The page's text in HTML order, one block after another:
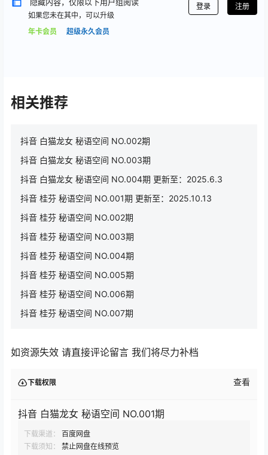
如果您未在其中，可以升级
年卡会员
超级永久会员
登录 注册
相关推荐
抖音 白猫龙女 秘语空间 NO.002期
抖音 白猫龙女 秘语空间 NO.003期
抖音 白猫龙女 秘语空间 NO.004期 更新至：2025.6.3
抖音 桂芬 秘语空间 NO.001期 更新至：2025.10.13
抖音 桂芬 秘语空间 NO.002期
抖音 桂芬 秘语空间 NO.003期
抖音 桂芬 秘语空间 NO.004期
抖音 桂芬 秘语空间 NO.005期
抖音 桂芬 秘语空间 NO.006期
抖音 桂芬 秘语空间 NO.007期
如资源失效 请直接评论留言 我们将尽力补档
下载权限 查看
抖音 白猫龙女 秘语空间 NO.001期
下载渠道：
百度网盘
下载须知：
禁止网盘在线预览